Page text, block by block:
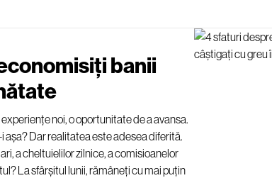
banii
noi, o oportunitate de a avansa.
Dar realitatea este adesea diferită.
a cheltuielilor zilnice, a comisioanelor
La sfârșitul lunii, rămâneți cu mai puțin